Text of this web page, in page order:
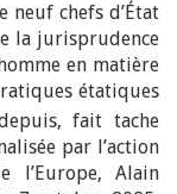
chefs d’État
la jurisprudence
en matière
étatiques
fait tache
par l’action
l’Europe, Alain